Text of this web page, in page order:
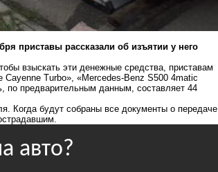
приставы рассказали об изъятии у него
взыскать эти денежные средства, приставам
Turbo», «Mercedes-Benz S500 4matic
по предварительным данным, составляет 44
Когда будут собраны все документы о передаче